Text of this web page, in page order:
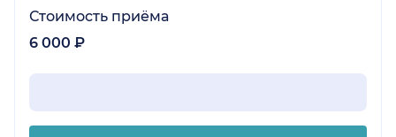
Стоимость приёма
6 000 ₽